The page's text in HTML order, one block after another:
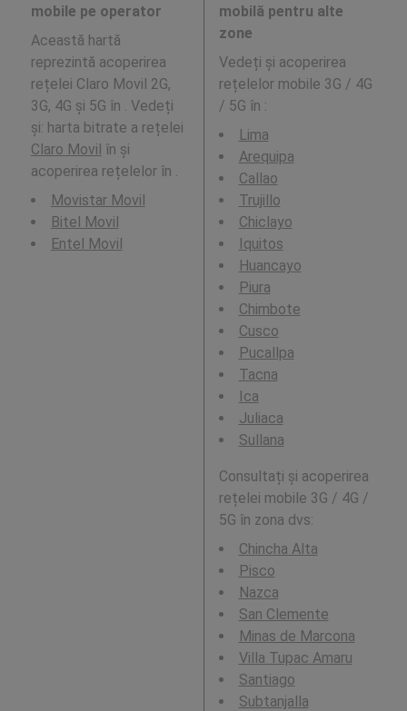
mobile pe operator
Această hartă
reprezintă acoperirea
rețelei Claro Movil 2G,
3G, 4G și 5G în . Vedeți
și: harta bitrate a rețelei
Claro Movil în și
acoperirea rețelelor în .
Movistar Movil
Bitel Movil
Entel Movil
mobilă pentru alte
zone
Vedeți și acoperirea
rețelelor mobile 3G / 4G
/ 5G în :
Lima
Arequipa
Callao
Trujillo
Chiclayo
Iquitos
Huancayo
Piura
Chimbote
Cusco
Pucallpa
Tacna
Ica
Juliaca
Sullana
Consultați și acoperirea
rețelei mobile 3G / 4G /
5G în zona dvs:
Chincha Alta
Pisco
Nazca
San Clemente
Minas de Marcona
Villa Tupac Amaru
Santiago
Subtanjalla